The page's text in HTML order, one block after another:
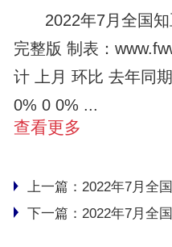
2022年7月全国
完整版 制表：
计 上月 环比 去年同
0% 0 0% ...
查看更多
上一篇： 2022年7月全国
下一篇： 2022年7月全国